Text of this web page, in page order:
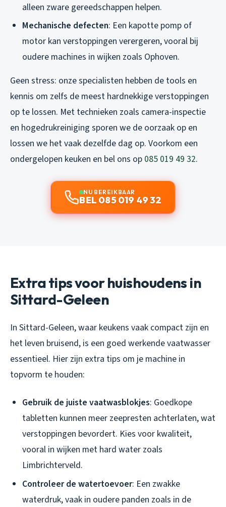
alleen zware gereedschappen helpen.
Mechanische defecten: Een kapotte pomp of
motor kan verstoppingen verergeren, vooral bij
oudere machines in wijken zoals Ophoven.
Geen stress: onze specialisten hebben de tools en
kennis om zelfs de meest hardnekkige verstoppingen
op te lossen. Met technieken zoals camera-inspectie
en hogedrukreiniging sporen we de oorzaak op en
lossen we het vaak dezelfde dag op. Voorkom een
ondergelopen keuken en bel ons op 085 019 49 32.
NU BEREIKBAAR
BEL 085 019 49 32
Extra tips voor huishoudens in
Sittard-Geleen
In Sittard-Geleen, waar keukens vaak compact zijn en
het leven bruisend, is een goed werkende vaatwasser
essentieel. Hier zijn extra tips om je machine in
topvorm te houden:
Gebruik de juiste vaatwasblokjes: Goedkope
tabletten kunnen meer zeepresten achterlaten, wat
verstoppingen bevordert. Kies voor kwaliteit,
vooral in wijken met hard water zoals
Limbrichterveld.
Controleer de watertoevoer: Een zwakke
waterdruk, vaak in oudere panden zoals in de